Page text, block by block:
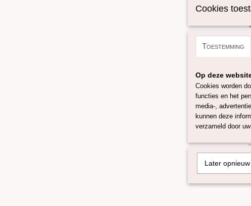
Cookies
Toestemming
Op deze
Cookies worden
functies en het
media-,
kunnen deze
verzameld door
Later